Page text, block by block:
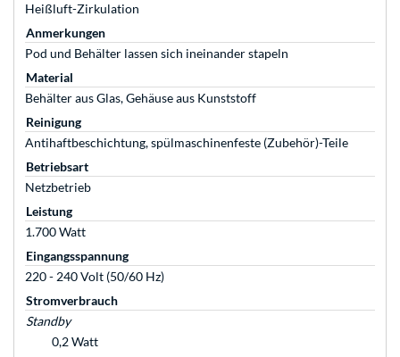
Heißluft-Zirkulation
Anmerkungen
Pod und Behälter lassen sich ineinander stapeln
Material
Behälter aus Glas, Gehäuse aus Kunststoff
Reinigung
Antihaftbeschichtung, spülmaschinenfeste (Zubehör)-Teile
Betriebsart
Netzbetrieb
Leistung
1.700 Watt
Eingangsspannung
220 - 240 Volt (50/60 Hz)
Stromverbrauch
Standby
0,2 Watt